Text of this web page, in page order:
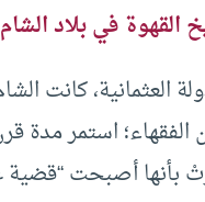
القهوة في بلاد الشام
العثمانية، كانت
استمر مدة
بأنها أصبحت